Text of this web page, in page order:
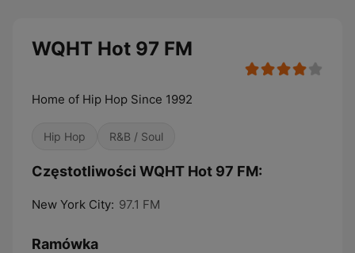
WQHT Hot 97 FM
Home of Hip Hop Since 1992
Hip Hop R&B / Soul
Częstotliwości WQHT Hot 97 FM:
New York City: 97.1 FM
Ramówka